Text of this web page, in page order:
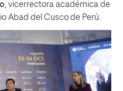
, vicerrectora académica de
Abad del Cusco de Perú.